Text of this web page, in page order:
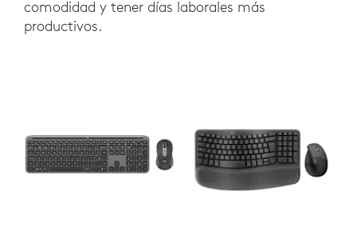
comodidad y tener días laborales más
productivos.